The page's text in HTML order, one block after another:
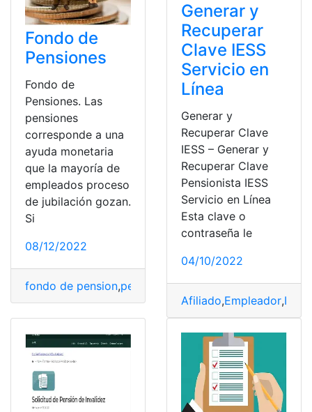
Fondo de
Pensiones
Fondo de
Pensiones. Las
pensiones
corresponde a una
ayuda monetaria
que la mayoría de
empleados proceso
de jubilación gozan.
Si
08/12/2022
fondo de pension,pension pensionados,Pensiones,
Generar y
Recuperar
Clave IESS
Servicio en
Línea
Generar y
Recuperar Clave
IESS – Generar y
Recuperar Clave
Pensionista IESS
Servicio en Línea
Esta clave o
contraseña le
04/10/2022
Afiliado,Empleador,IESS